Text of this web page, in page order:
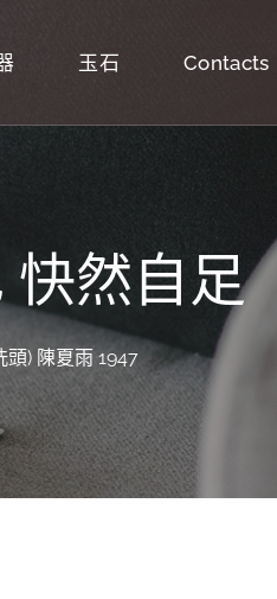
玉石 Contacts
快然自足
) 陳夏雨 1947